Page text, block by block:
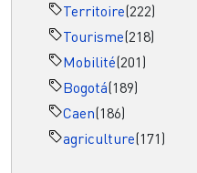
Territoire(222)
Tourisme(218)
Mobilité(201)
Bogotá(189)
Caen(186)
agriculture(171)